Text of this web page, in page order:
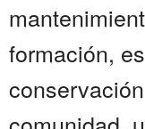
formación,